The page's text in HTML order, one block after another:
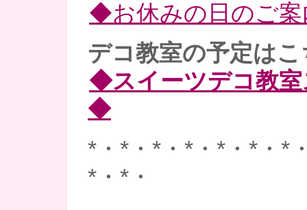
◆お休みの日のご
デコ教室の予定はこ
◆スイーツデコ教室
◆
*・*・*・*・*・*・*
*・*・